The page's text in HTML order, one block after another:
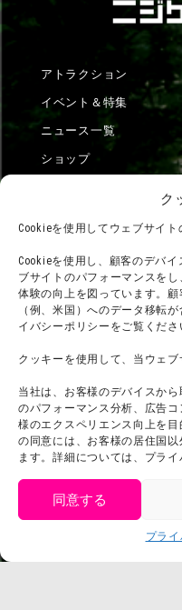
ク
Cookieを使用してウェブサイ
Cookieを使用し、顧客のデバ
ブサイトのパフォーマンスを
体験の向上を図っています。
（例、米国）へのデータ移転
イバシーポリシーをご覧くださ
クッキーを使用して、当ウェ
当社は、お客様のデバイスか
のパフォーマンス分析、広告
様のエクスペリエンス向上を
の同意には、お客様の居住国
ます。詳細については、プラ
同意する
プラ
アトラクション
イベント＆特集
ニュース一覧
ショップ
団体利用について
お問い合わせ
利用規約
プライバシーポリシー
プレスリリース